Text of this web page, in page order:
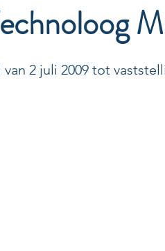
van 2 juli 2009 tot